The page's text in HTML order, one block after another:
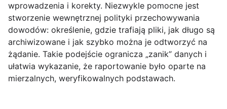
wprowadzenia i korekty. Niezwykle pomocne jest
stworzenie wewnętrznej polityki przechowywania
dowodów: określenie, gdzie trafiają pliki, jak długo są
archiwizowane i jak szybko można je odtworzyć na
żądanie. Takie podejście ogranicza „zanik” danych i
ułatwia wykazanie, że raportowanie było oparte na
mierzalnych, weryfikowalnych podstawach.